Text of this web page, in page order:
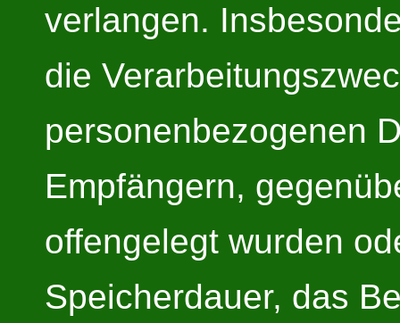
verlangen.
die
personenbezogenen
Empfängern,
offengelegt wurden
Speicherdauer, das